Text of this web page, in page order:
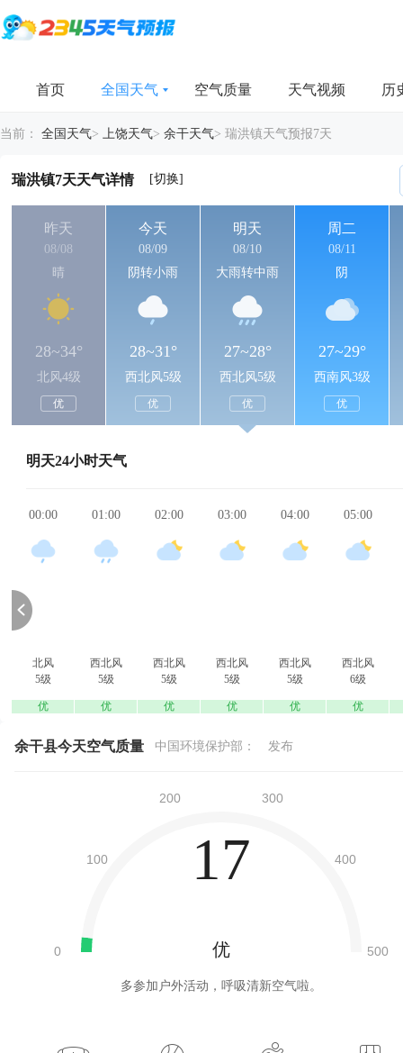
首页 全国天气 空气质量 天气视频 历
当前： 全国天气> 上饶天气> 余干天气> 瑞洪镇天气预报7天
瑞洪镇7天天气详情 [切换]
昨天
08/08
晴
28~34°
北风4级
优
今天
08/09
阴转小雨
28~31°
西北风5级
优
明天
08/10
大雨转中雨
27~28°
西北风5级
优
周二
08/11
阴
27~29°
西南风3级
优
明天24小时天气
00:00
北风
5级
优
01:00
西北风
5级
优
02:00
西北风
5级
优
03:00
西北风
5级
优
04:00
西北风
5级
优
05:00
西北风
6级
优
余干县今天空气质量 中国环境保护部： 发布
17
优
多参加户外活动，呼吸清新空气啦。